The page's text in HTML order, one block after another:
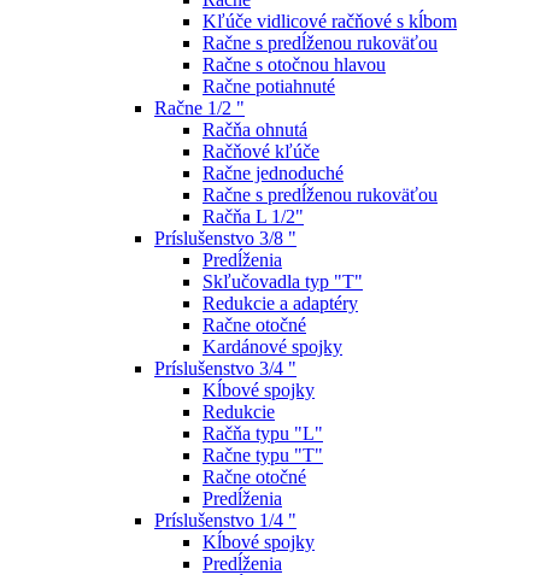
Kľúče vidlicové račňové s kĺbom
Račne s predĺženou rukoväťou
Račne s otočnou hlavou
Račne potiahnuté
Račne 1/2 "
Račňa ohnutá
Račňové kľúče
Račne jednoduché
Račne s predĺženou rukoväťou
Račňa L 1/2"
Príslušenstvo 3/8 "
Predĺženia
Skľučovadla typ "T"
Redukcie a adaptéry
Račne otočné
Kardánové spojky
Príslušenstvo 3/4 "
Kĺbové spojky
Redukcie
Račňa typu "L"
Račne typu "T"
Račne otočné
Predĺženia
Príslušenstvo 1/4 "
Kĺbové spojky
Predĺženia